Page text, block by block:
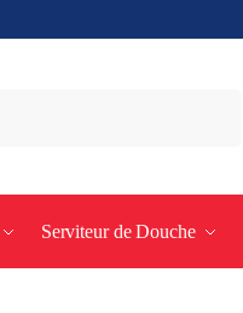
Serviteur de Douche